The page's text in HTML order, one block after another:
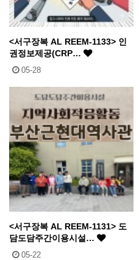
<서구장복 AL REEM-1133> 인
권정보제공(CRP…
05-28
<서구장복 AL REEM-1131> 도
담도담주간이용시설…
05-22